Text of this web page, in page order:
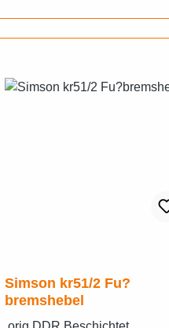
Simson kr51/2 Fu?
bremshebel